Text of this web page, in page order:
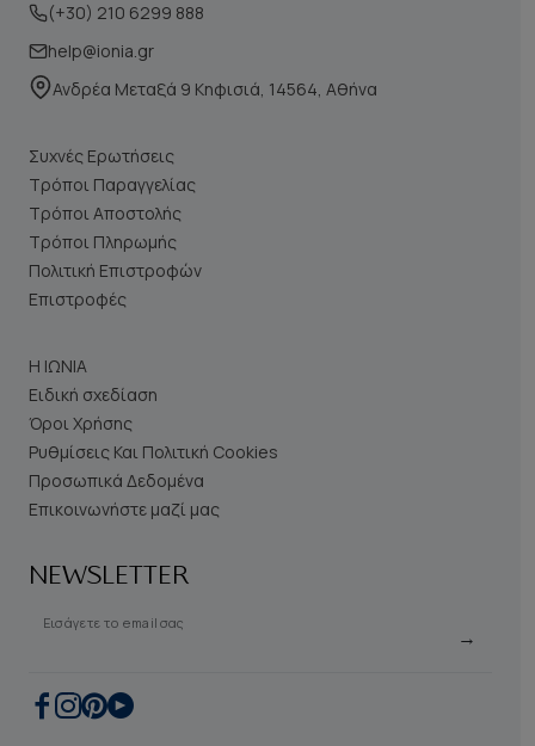
(+30) 210 6299 888
help@ionia.gr
Ανδρέα Μεταξά 9 Κηφισιά, 14564, Αθήνα
Συχνές Ερωτήσεις
Τρόποι Παραγγελίας
Τρόποι Αποστολής
Τρόποι Πληρωμής
Πολιτική Επιστροφών
Επιστροφές
Η ΙΩΝΙΑ
Ειδική σχεδίαση
Όροι Χρήσης
Ρυθμίσεις Και Πολιτική Cookies
Προσωπικά Δεδομένα
Επικοινωνήστε μαζί μας
NEWSLETTER
Εισάγετε το email σας
→